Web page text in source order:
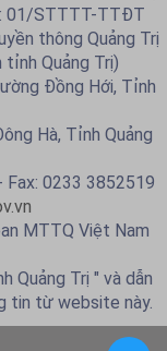
01/STTTT-TTĐT
thông Quảng Trị
tỉnh Quảng Trị)
Đồng Hới, Tỉnh
Hà, Tỉnh Quảng
Fax: 0233 3852519
MTTQ Việt Nam
Quảng Trị " và dẫn
tin từ website này.